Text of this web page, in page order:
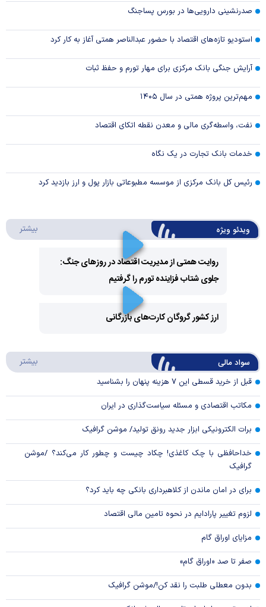
صدرنشینی دارویی‌ها در بورس پساجنگ
استودیو تازه‌های اقتصاد با حضور عبدالناصر همتی آغاز به کار کرد
آرایش جنگی بانک مرکزی برای مهار تورم و حفظ ثبات
مهم‌ترین پروژه همتی در سال ۱۴۰۵
نفت، واسطه‌گری مالی و معدن نقطه اتکای اقتصاد
خدمات بانک تجارت در یک نگاه
رئیس کل بانک مرکزی از موسسه مطبوعاتی بازار پول و ارز بازدید کرد
ویدئو ویژه بیشتر
Play
Video
روایت همتی از مدیریت اقتصاد در روزهای جنگ:
جلوی شتاب فزاینده تورم را گرفتیم
Video
ارز کشور گروگان کارت‌های بازرگانی
سواد مالی بیشتر
قبل از خرید قسطی این ۷ هزینه پنهان را بشناسید
مکاتب اقتصادی و مسئله سیاست‌گذاری در ایران
برات الکترونیکی ابزار جدید رونق تولید/ موشن گرافیک
خداحافظی با چک کاغذی! چکاد چیست و چطور کار می‌کند؟ /موشن
گرافیک
برای در امان ماندن از کلاهبرداری بانکی چه باید کرد؟
لزوم تغییر پارادایم در نحوه تامین مالی اقتصاد
مزایای اوراق گام
صفر تا صد «اوراق گام»
بدون معطلی طلبت را نقد کن!/موشن گرافیک